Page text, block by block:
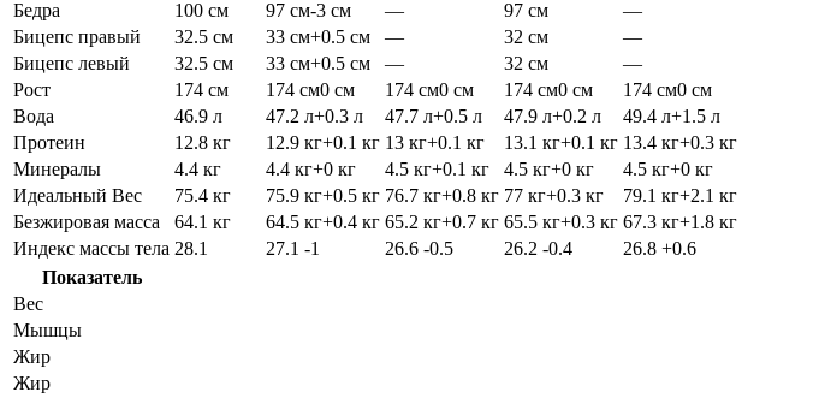
Бедра
100 см 97 см-3 см — 97 см
—
Бицепс правый
32.5 см 33 см+0.5 см — 32 см
—
Бицепс левый
32.5 см 33 см+0.5 см — 32 см
—
Рост
174 см 174 см0 см 174 см0 см 174 см0 см 174 см0 см
Вода
46.9 л 47.2 л+0.3 л 47.7 л+0.5 л 47.9 л+0.2 л 49.4 л+1.5 л
Протеин
12.8 кг 12.9 кг+0.1 кг 13 кг+0.1 кг 13.1 кг+0.1 кг 13.4 кг+0.3 кг
Минералы
4.4 кг 4.4 кг+0 кг 4.5 кг+0.1 кг 4.5 кг+0 кг 4.5 кг+0 кг
Идеальный Вес
75.4 кг 75.9 кг+0.5 кг 76.7 кг+0.8 кг 77 кг+0.3 кг 79.1 кг+2.1 кг
Безжировая масса
64.1 кг 64.5 кг+0.4 кг 65.2 кг+0.7 кг 65.5 кг+0.3 кг 67.3 кг+1.8 кг
Индекс массы тела 28.1 27.1 -1 26.6 -0.5 26.2 -0.4 26.8 +0.6
Показатель
Вес
Мышцы
Жир
Жир